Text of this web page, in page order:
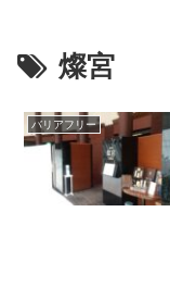
燦宮
バリアフリー